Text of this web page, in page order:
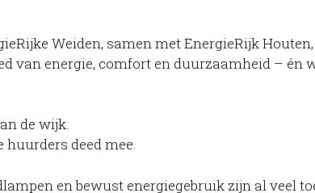
Weiden, samen met EnergieRijk
van energie, comfort en duurzaamheid – én
de wijk.
huurders deed mee.
en bewust energiegebruik zijn al veel